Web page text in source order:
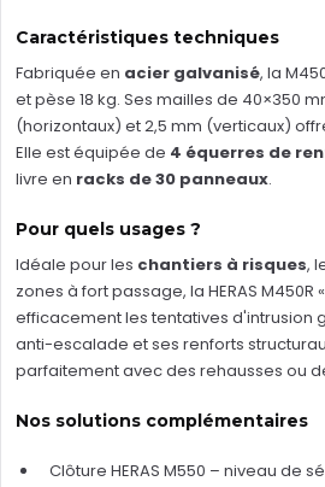
Caractéristiques techniques
Fabriquée en acier galvanisé, la
et pèse 18 kg. Ses mailles de 40×350
(horizontaux) et 2,5 mm (verticaux)
Elle est équipée de 4 équerres de
livre en racks de 30 panneaux.
Pour quels usages ?
Idéale pour les chantiers à risques,
zones à fort passage, la HERAS M450R
efficacement les tentatives d'intrusion
anti-escalade et ses renforts
parfaitement avec des rehausses ou
Nos solutions complémentaires
Clôture HERAS M550 – niveau de